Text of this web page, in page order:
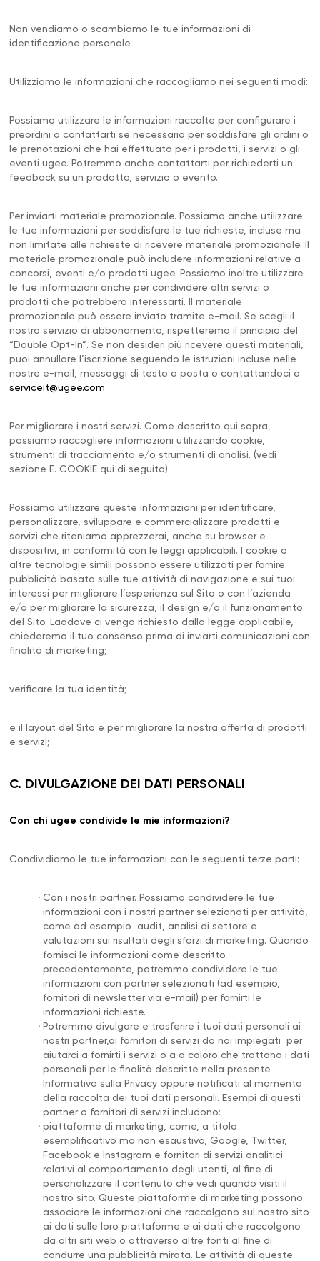
Non vendiamo o scambiamo le tue informazioni di
identificazione personale.
Utilizziamo le informazioni che raccogliamo nei seguenti modi:
Possiamo utilizzare le informazioni raccolte per configurare i
preordini o contattarti se necessario per soddisfare gli ordini o
le prenotazioni che hai effettuato per i prodotti, i servizi o gli
eventi ugee. Potremmo anche contattarti per richiederti un
feedback su un prodotto, servizio o evento.
Per inviarti materiale promozionale. Possiamo anche utilizzare
le tue informazioni per soddisfare le tue richieste, incluse ma
non limitate alle richieste di ricevere materiale promozionale. Il
materiale promozionale può includere informazioni relative a
concorsi, eventi e/o prodotti ugee. Possiamo inoltre utilizzare
le tue informazioni anche per condividere altri servizi o
prodotti che potrebbero interessarti. Il materiale
promozionale può essere inviato tramite e-mail. Se scegli il
nostro servizio di abbonamento, rispetteremo il principio del
“Double Opt-In”. Se non desideri più ricevere questi materiali,
puoi annullare l’iscrizione seguendo le istruzioni incluse nelle
nostre e-mail, messaggi di testo o posta o contattandoci a
serviceit@ugee.com
Per migliorare i nostri servizi. Come descritto qui sopra,
possiamo raccogliere informazioni utilizzando cookie,
strumenti di tracciamento e/o strumenti di analisi. (vedi
sezione E. COOKIE qui di seguito).
Possiamo utilizzare queste informazioni per identificare,
personalizzare, sviluppare e commercializzare prodotti e
servizi che riteniamo apprezzerai, anche su browser e
dispositivi, in conformità con le leggi applicabili. I cookie o
altre tecnologie simili possono essere utilizzati per fornire
pubblicità basata sulle tue attività di navigazione e sui tuoi
interessi per migliorare l’esperienza sul Sito o con l’azienda
e/o per migliorare la sicurezza, il design e/o il funzionamento
del Sito. Laddove ci venga richiesto dalla legge applicabile,
chiederemo il tuo consenso prima di inviarti comunicazioni con
finalità di marketing;
verificare la tua identità;
e il layout del Sito e per migliorare la nostra offerta di prodotti
e servizi;
C. DIVULGAZIONE DEI DATI PERSONALI
Con chi ugee condivide le mie informazioni?
Condividiamo le tue informazioni con le seguenti terze parti:
. Con i nostri partner. Possiamo condividere le tue
informazioni con i nostri partner selezionati per attività,
come ad esempio audit, analisi di settore e
valutazioni sui risultati degli sforzi di marketing. Quando
fornisci le informazioni come descritto
precedentemente, potremmo condividere le tue
informazioni con partner selezionati (ad esempio,
fornitori di newsletter via e-mail) per fornirti le
informazioni richieste.
. Potremmo divulgare e trasferire i tuoi dati personali ai
nostri partner,ai fornitori di servizi da noi impiegati per
aiutarci a fornirti i servizi o a a coloro che trattano i dati
personali per le finalità descritte nella presente
Informativa sulla Privacy oppure notificati al momento
della raccolta dei tuoi dati personali. Esempi di questi
partner o fornitori di servizi includono:
. piattaforme di marketing, come, a titolo
esemplificativo ma non esaustivo, Google, Twitter,
Facebook e Instagram e fornitori di servizi analitici
relativi al comportamento degli utenti, al fine di
personalizzare il contenuto che vedi quando visiti il
nostro sito. Queste piattaforme di marketing possono
associare le informazioni che raccolgono sul nostro sito
ai dati sulle loro piattaforme e ai dati che raccolgono
da altri siti web o attraverso altre fonti al fine di
condurre una pubblicità mirata. Le attività di queste